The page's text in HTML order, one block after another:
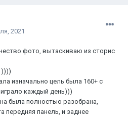
2021
фото, вытаскиваю из сторис
))))
изначально цель была 160+ с
каждый день)))
была полностью разобрана,
передняя панель, и заднее